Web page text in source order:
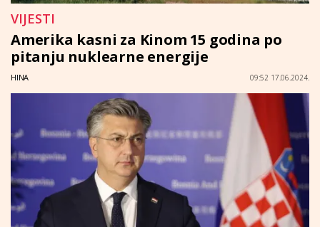
VIJESTI
Amerika kasni za Kinom 15 godina po
pitanju nuklearne energije
HINA 09:52 17.06.2024.